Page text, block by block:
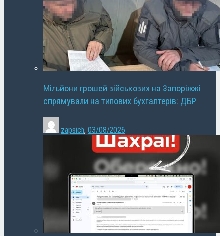
Мільйони грошей військових на Запоріжжі
спрямували на тилових бухгалтерів: ДБР
zapsich, 03/08/2026